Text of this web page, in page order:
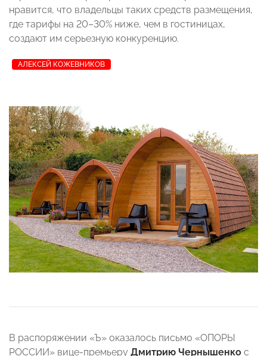
нравится, что владельцы таких средств размещения,
где тарифы на 20–30% ниже, чем в гостиницах,
создают им серьезную конкуренцию.
АЛЕКСЕЙ КОЖЕВНИКОВ
В распоряжении «Ъ» оказалось письмо «ОПОРЫ
РОССИИ» вице-премьеру Дмитрию Чернышенко с